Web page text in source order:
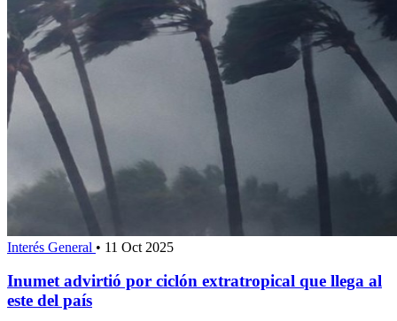
Interés General • 11 Oct 2025
Inumet advirtió por ciclón extratropical que llega al
este del país